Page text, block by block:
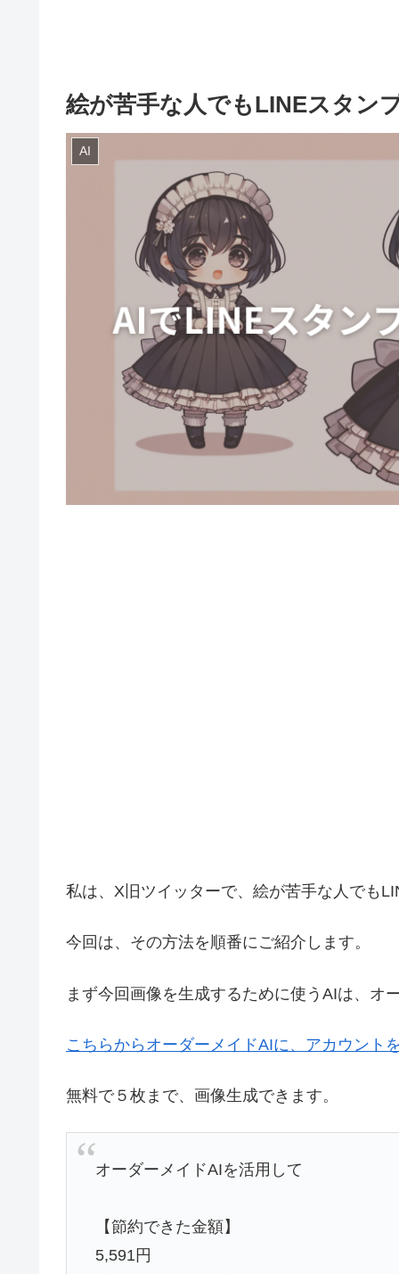
絵が苦手な人でもLINEスタン
AI
私は、X旧ツイッターで、絵が苦手な人でも
今回は、その方法を順番にご紹介します。
まず今回画像を生成するために使うAIは、オ
こちらからオーダーメイドAIに、アカウント
無料で５枚まで、画像生成できます。
オーダーメイドAIを活用して
【節約できた金額】
5,591円